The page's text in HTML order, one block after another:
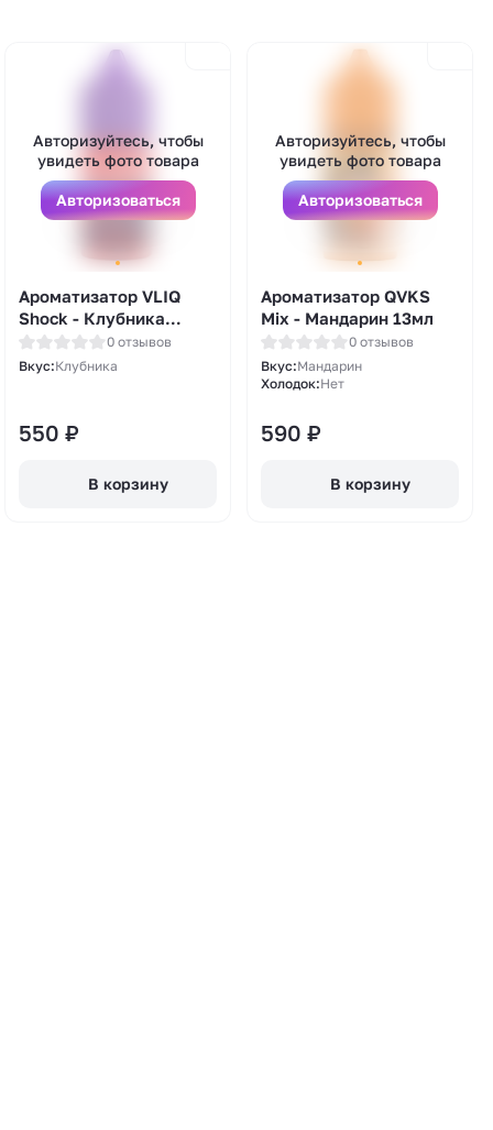
Авторизуйтесь, чтобы
увидеть фото товара
Авторизоваться
Ароматизатор VLIQ
Shock - Клубника
(Strawberry
Shockwave) 12мл
0 отзывов
Вкус:Клубника
550 ₽
В корзину
Авторизуйтесь, чтобы
увидеть фото товара
Авторизоваться
Ароматизатор QVKS
Mix - Мандарин 13мл
0 отзывов
Вкус:Мандарин
Холодок:Нет
590 ₽
В корзину